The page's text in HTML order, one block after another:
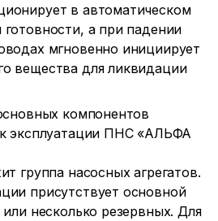
в автоматическом
а при падении
мгновенно инициирует
вещества для ликвидации
компонентов
к эксплуатации ПНС «АЛЬФА
группа насосных агрегатов.
присутствует основной
несколько резервных. Для